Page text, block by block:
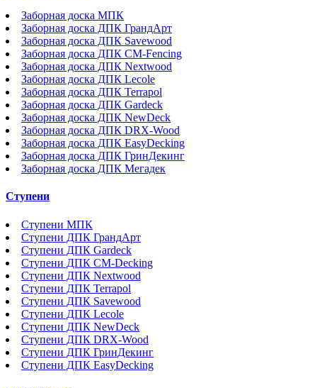
Заборная доска МПК
Заборная доска ДПК ГрандАрт
Заборная доска ДПК Savewood
Заборная доска ДПК CM-Fencing
Заборная доска ДПК Nextwood
Заборная доска ДПК Lecole
Заборная доска ДПК Terrapol
Заборная доска ДПК Gardeck
Заборная доска ДПК NewDeck
Заборная доска ДПК DRX-Wood
Заборная доска ДПК EasyDecking
Заборная доска ДПК ГринДекинг
Заборная доска ДПК Мегадек
Ступени
Ступени МПК
Ступени ДПК ГрандАрт
Ступени ДПК Gardeck
Ступени ДПК CM-Decking
Ступени ДПК Nextwood
Ступени ДПК Terrapol
Ступени ДПК Savewood
Ступени ДПК Lecole
Ступени ДПК NewDeck
Ступени ДПК DRX-Wood
Ступени ДПК ГринДекинг
Ступени ДПК EasyDecking